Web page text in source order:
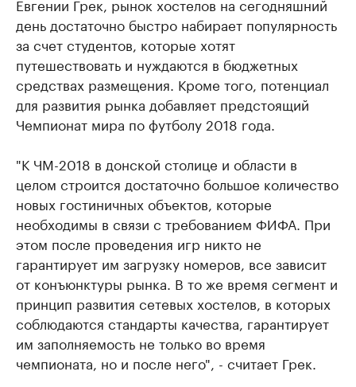
день достаточно быстро набирает популярность
за счет студентов, которые хотят
путешествовать и нуждаются в бюджетных
средствах размещения. Кроме того, потенциал
для развития рынка добавляет предстоящий
Чемпионат мира по футболу 2018 года.
"К ЧМ-2018 в донской столице и области в
целом строится достаточно большое количество
новых гостиничных объектов, которые
необходимы в связи с требованием ФИФА. При
этом после проведения игр никто не
гарантирует им загрузку номеров, все зависит
от конъюнктуры рынка. В то же время сегмент и
принцип развития сетевых хостелов, в которых
соблюдаются стандарты качества, гарантирует
им заполняемость не только во время
чемпионата, но и после него", - считает Грек.